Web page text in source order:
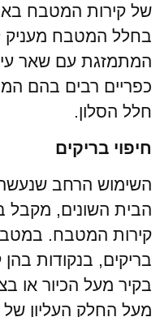
של קירות המטבח
בחלל המטבח מעניק
המתמזגת עם שאר
כפריים רבים בהם
חלל הסלון.
חיפוי בריקים
השימוש הרחב שנעשה
הבית השונים, מקבל
קירות המטבח.
בריקים, בנקודות
בקיר מעל הכיור או
מעל החלק העליון